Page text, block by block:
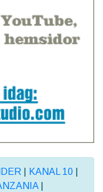
KANAL 10|
|